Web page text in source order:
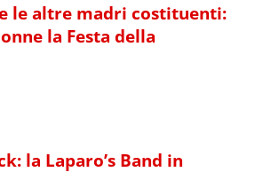
le altre madri costituenti:
la Festa della
la Laparo’s Band in